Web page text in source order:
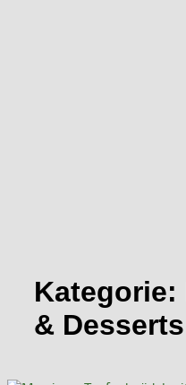
Kategorie:
& Desserts